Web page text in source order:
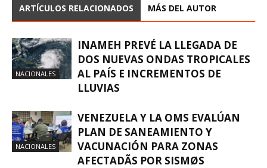
ARTÍCULOS RELACIONADOS MÁS DEL AUTOR
NACIONALES
INAMEH PREVÉ LA LLEGADA DE
DOS NUEVAS ONDAS TROPICALES
AL PAÍS E INCREMENTOS DE
LLUVIAS
NACIONALES
VENEZUELA Y LA OMS EVALÚAN
PLAN DE SANEAMIENTO Y
VACUNACIÓN PARA ZONAS
AFECTADÃS POR SISMØS